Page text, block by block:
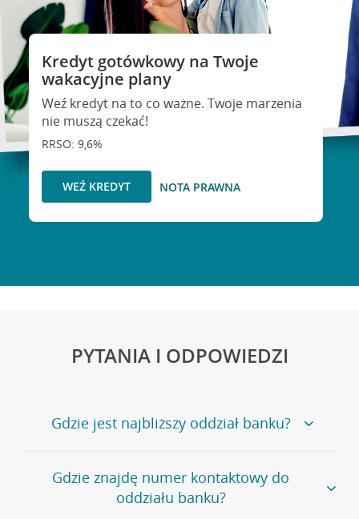
Kredyt gotówkowy na Twoje
wakacyjne plany
Weź kredyt na to co ważne. Twoje marzenia
nie muszą czekać!
RRSO: 9,6%
WEŹ KREDYT NOTA PRAWNA
PYTANIA I ODPOWIEDZI
Gdzie jest najbliższy oddział banku?
Jeśli szukasz oddziału naszego banku, zapraszamy na
stronęPlacówki i bankomaty, na której znajduje się
wygodna wyszukiwarka.
Gdzie znajdę numer kontaktowy do
oddziału banku?